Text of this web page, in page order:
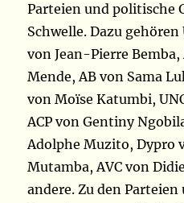
Parteien und politische
Schwelle. Dazu
von Jean-Pierre
Mende, AB von Sama
von Moïse Katumbi,
ACP von Gentiny
Adolphe Muzito, Dypro
Mutamba, AVC von
andere. Zu den